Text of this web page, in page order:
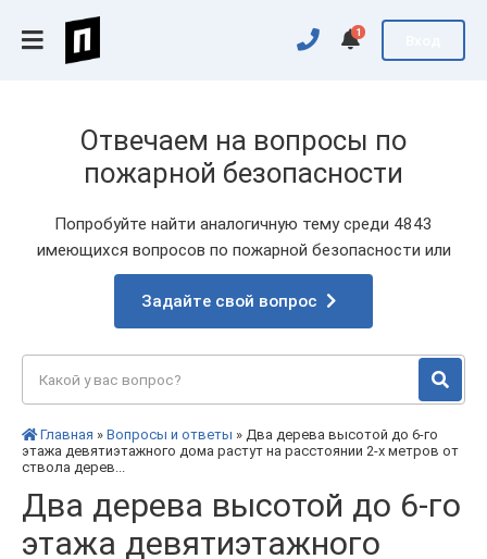
1
Отвечаем на вопросы по
пожарной безопасности
Попробуйте найти аналогичную тему среди 4843
имеющихся вопросов по пожарной безопасности или
Задайте свой вопрос
Главная » Вопросы и ответы » Два дерева высотой до 6-го
этажа девятиэтажного дома растут на расстоянии 2-х метров от
ствола дерев...
Два дерева высотой до 6-го
этажа девятиэтажного